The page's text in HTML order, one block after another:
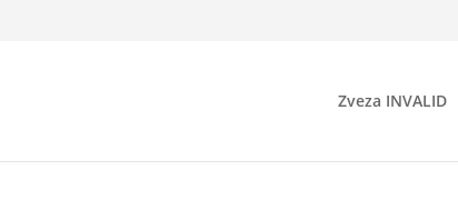
Zveza INVALID